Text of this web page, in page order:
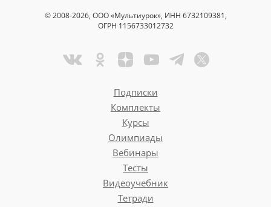
© 2008-2026, ООО «Мультиурок», ИНН 6732109381,
ОГРН 1156733012732
Подписки
Комплекты
Курсы
Олимпиады
Вебинары
Тесты
Видеоучебник
Тетради